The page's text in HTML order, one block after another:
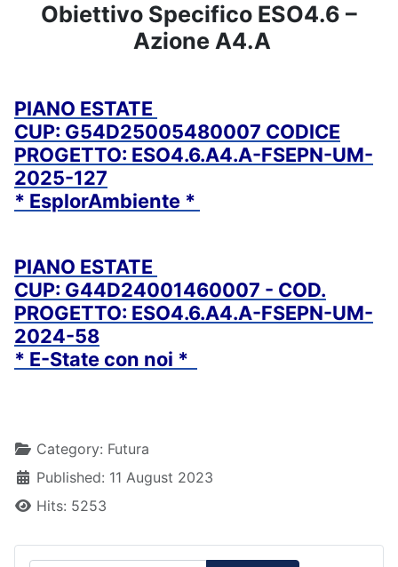
Obiettivo Specifico ESO4.6 –
Azione A4.A
PIANO ESTATE
CUP: G54D25005480007 CODICE
PROGETTO: ESO4.6.A4.A-FSEPN-UM-
2025-127
* EsplorAmbiente *
PIANO ESTATE
CUP: G44D24001460007 - COD.
PROGETTO: ESO4.6.A4.A-FSEPN-UM-
2024-58
* E-State con noi *
DetailsCategory: Futura
Published: 11 August 2023
Hits: 5253